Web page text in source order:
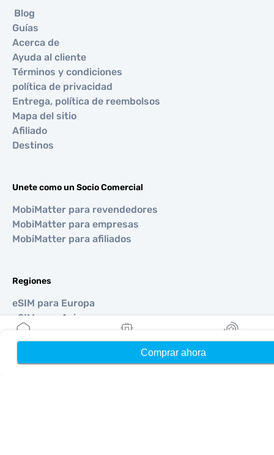
Comprar ahora
Blog
Guías
Acerca de
Ayuda al cliente
Términos y condiciones
política de privacidad
Entrega, política de reembolsos
Mapa del sitio
Afiliado
Destinos
Unete como un Socio Comercial
MobiMatter para revendedores
MobiMatter para empresas
MobiMatter para afiliados
Regiones
eSIM para Europa
eSIM para Asia
eSIM para Américas
eSIM para Medio Oriente
eSIM para Oceanía
Mis eSIMs